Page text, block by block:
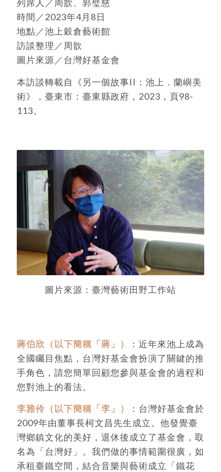
列席人／周歆、郭璧慈
時間／2023年4月8日
地點／池上穀倉藝術館
訪談整理／周歆
圖片來源／台灣好基金會
本訪談轉載自《另一個故事II：池上．蘭嶼美
術》，臺東市：臺東縣政府，2023，頁98-
113。
圖片來源：臺灣藝術田野工作站
蔣伯欣（以下簡稱「蔣」）
：近年來池上成為
全國矚目焦點，台灣好基金會扮演了關鍵的推
手角色，請您簡單回顧您參與基金會的過程和
您對池上的看法。
李雅伶（以下簡稱「李」）
：台灣好基金會於
2009年由董事長柯文昌先生成立。他發覺臺
灣鄉鎮文化的美好，退休後成立了基金會，取
名為「台灣好」。我們做的事情範圍很廣，如
承租臺鐵空間，結合音樂與藝術成立「鐵花